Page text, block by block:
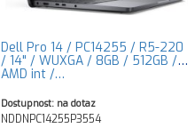
Dell Pro 14 / PC14255 / R5-220
/ 14" / WUXGA / 8GB / 512GB /
AMD int /…
Dostupnost: na dotaz
NDDNPC14255P3554